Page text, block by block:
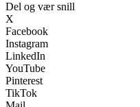
Del og vær snill
X
Facebook
Instagram
LinkedIn
YouTube
Pinterest
TikTok